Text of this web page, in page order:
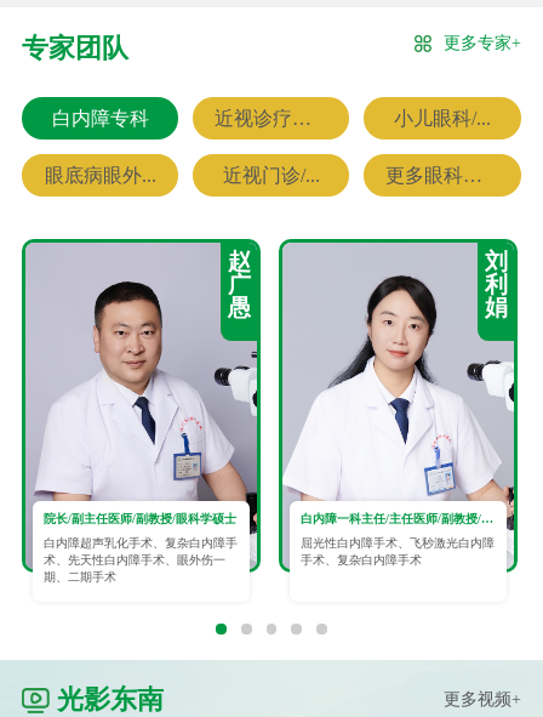
专家团队 更多专家+
白内障专科 近视诊疗专科 小儿眼科/...
眼底病眼外... 近视门诊/... 更多眼科专家
赵
广
愚
院长/副主任医师/副教授/眼科学硕士
白内障超声乳化手术、复杂白内障手
术、先天性白内障手术、眼外伤一
期、二期手术
刘
利
娟
白内障一科主任/主任医师/副教授/眼科学硕士
屈光性白内障手术、飞秒激光白内障
手术、复杂白内障手术
光影东南 更多视频+